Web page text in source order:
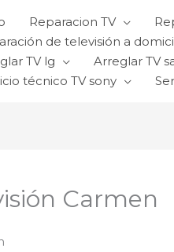
Reparacion TV
de televisión a
TV lg
Arreglar TV
técnico TV sony
Carmen